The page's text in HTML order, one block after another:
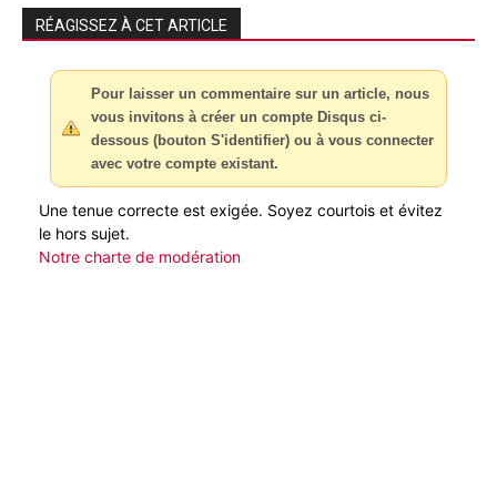
RÉAGISSEZ À CET ARTICLE
Pour laisser un commentaire sur un article, nous
vous invitons à créer un compte Disqus ci-
dessous (bouton S'identifier) ou à vous connecter
avec votre compte existant.
Une tenue correcte est exigée. Soyez courtois et évitez
le hors sujet.
Notre charte de modération